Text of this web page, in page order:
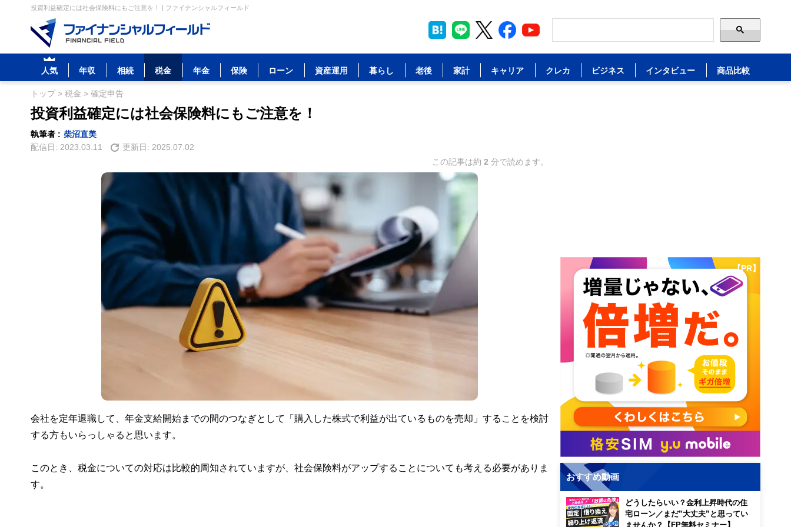
投資利益確定には社会保険料にもご注意を！ | ファイナンシャルフィールド
人気 年収 相続 税金 年金 保険 ローン 資産運用 暮らし 老後 家計 キャリア クレカ ビジネス インタビュー 商品比較
トップ> 税金 > 確定申告
投資利益確定には社会保険料にもご注意を！
執筆者 : 柴沼直美
配信日: 2023.03.11 更新日: 2025.07.02
この記事は約 2 分で読めます。
会社を定年退職して、年金支給開始までの間のつなぎとして「購入した株式で利益が出ているものを売却」することを検討
する方もいらっしゃると思います。
このとき、税金についての対応は比較的周知されていますが、社会保険料がアップすることについても考える必要がありま
す。
【PR】
おすすめ動画
どうしたらいい？金利上昇時代の住
宅ローン／まだ”大丈夫”と思ってい
ませんか？【FP無料セミナー】